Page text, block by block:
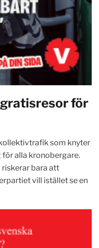
för
som knyter
alla kronobergare.
bara att
vill istället se en